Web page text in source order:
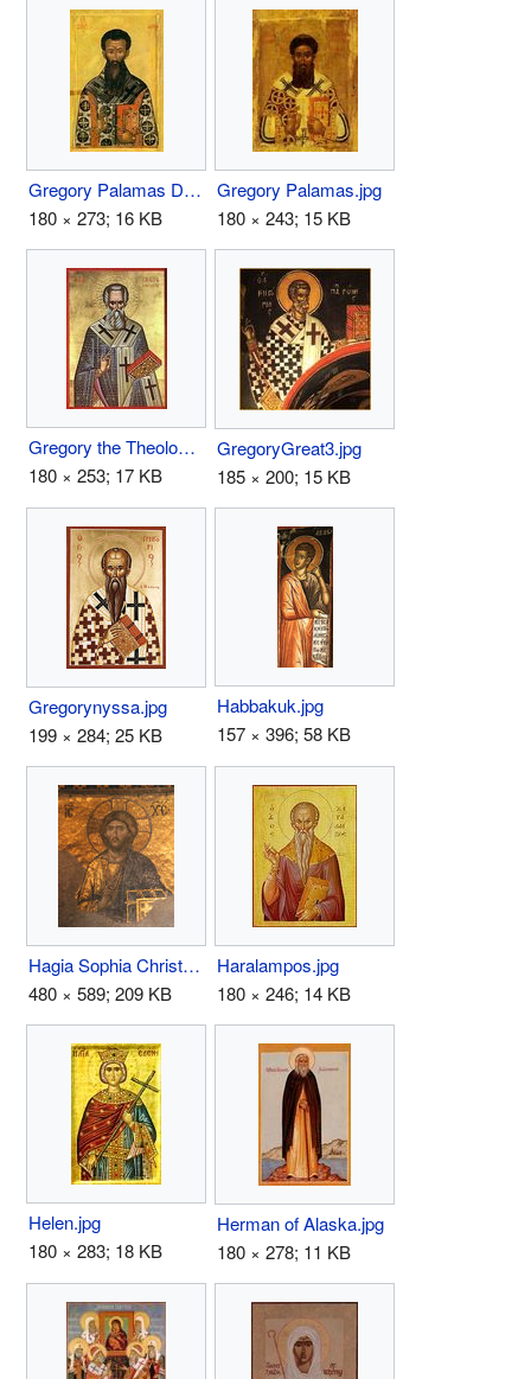
Gregory Palamas Dionysiou.jpg
180 × 273; 16 KB
Gregory Palamas.jpg
180 × 243; 15 KB
Gregory the Theologian.jpg
180 × 253; 17 KB
GregoryGreat3.jpg
185 × 200; 15 KB
Gregorynyssa.jpg
199 × 284; 25 KB
Habbakuk.jpg
157 × 396; 58 KB
Hagia Sophia Christ.jpg
480 × 589; 209 KB
Haralampos.jpg
180 × 246; 14 KB
Helen.jpg
180 × 283; 18 KB
Herman of Alaska.jpg
180 × 278; 11 KB